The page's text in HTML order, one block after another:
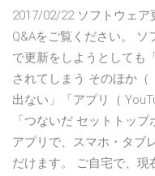
2017/02/22 ソフトウェ
Q&Aをご覧ください。
で更新をしようとしても
されてしまう そのほか
出ない」「アプリ（
「つないだ セットトッ
アプリで、スマホ・タブ
だけます。 ご自宅で、